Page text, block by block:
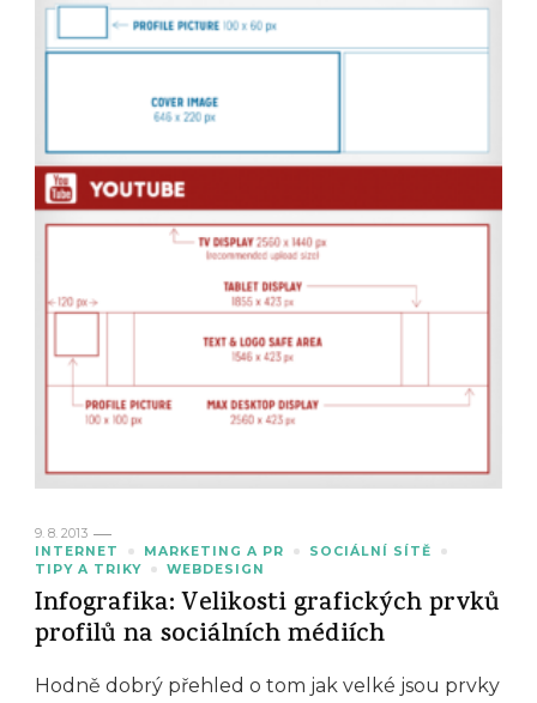
9. 8. 2013
INTERNET
MARKETING A PR
SOCIÁLNÍ SÍTĚ
TIPY A TRIKY
WEBDESIGN
Infografika: Velikosti grafických prvků
profilů na sociálních médiích
Hodně dobrý přehled o tom jak velké jsou prvky